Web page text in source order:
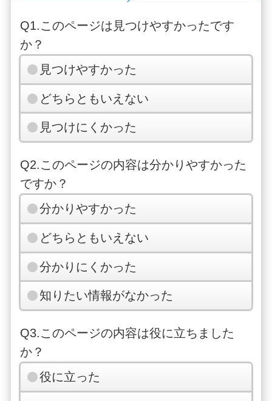
Q1.このページは見つけやすかったです
か？
見つけやすかった
どちらともいえない
見つけにくかった
Q2.このページの内容は分かりやすかった
ですか？
分かりやすかった
どちらともいえない
分かりにくかった
知りたい情報がなかった
Q3.このページの内容は役に立ちました
か？
役に立った